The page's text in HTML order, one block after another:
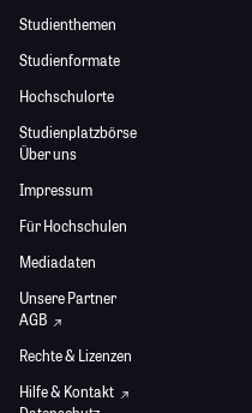
Studienthemen
Studienformate
Hochschulorte
Studienplatzbörse
Über uns
Impressum
Für Hochschulen
Mediadaten
Unsere Partner
AGB
Rechte & Lizenzen
Hilfe & Kontakt